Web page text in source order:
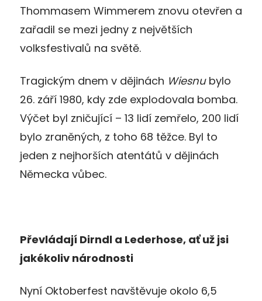
Thommasem Wimmerem znovu otevřen a
zařadil se mezi jedny z největších
volksfestivalů na světě.
Tragickým dnem v dějinách Wiesnubylo
26. září 1980, kdy zde explodovala bomba.
Výčet byl zničující – 13 lidí zemřelo, 200 lidí
bylo zraněných, z toho 68 těžce. Byl to
jeden z nejhorších atentátů v dějinách
Německa vůbec.
Převládají Dirndl a Lederhose, ať už jsi
jakékoliv národnosti
Nyní Oktoberfest navštěvuje okolo 6,5